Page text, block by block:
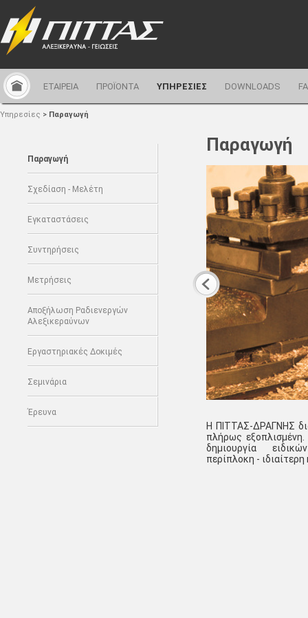
ΕΤΑΙΡΕΙΑ ΠΡΟΪΟΝΤΑ ΥΠΗΡΕΣΙΕΣ DOWNLOADS
Υπηρεσίες > Παραγωγή
Παραγωγή
Σχεδίαση - Μελέτη
Εγκαταστάσεις
Συντηρήσεις
Μετρήσεις
Αποξήλωση Ραδιενεργών
Αλεξικεραύνων
Εργαστηριακές Δοκιμές
Σεμινάρια
Έρευνα
Παραγωγή
Η ΠΙΤΤΑΣ-ΔΡΑΓΝΗΣ
πλήρως
δημιουργία
περίπλοκη - ιδιαίτερη